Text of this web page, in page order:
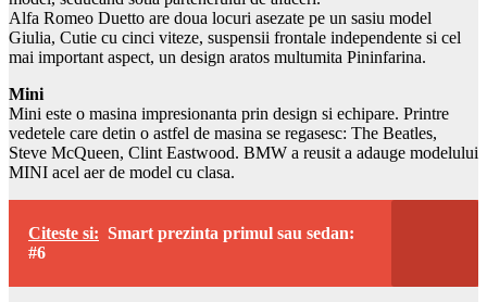
Alfa Romeo Duetto are doua locuri asezate pe un sasiu model
Giulia, Cutie cu cinci viteze, suspensii frontale independente si cel
mai important aspect, un design aratos multumita Pininfarina.
Mini
Mini este o masina impresionanta prin design si echipare. Printre
vedetele care detin o astfel de masina se regasesc: The Beatles,
Steve McQueen, Clint Eastwood. BMW a reusit a adauge modelului
MINI acel aer de model cu clasa.
Citeste si: Smart prezinta primul sau sedan:
#6